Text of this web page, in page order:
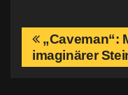
B
e
„Caveman“:
imaginärer